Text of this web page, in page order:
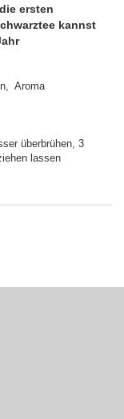
ersten
kannst
Aroma
überbrühen, 3
lassen